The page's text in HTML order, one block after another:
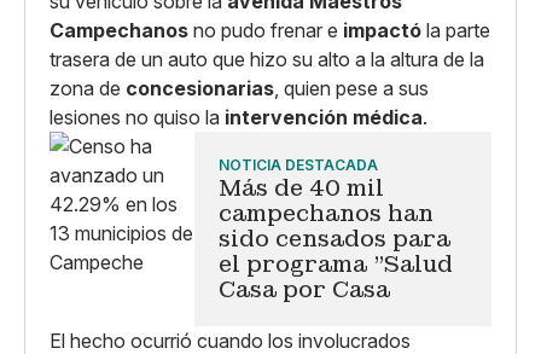
Campechanos no pudo frenar e impactó la parte
trasera de un auto que hizo su alto a la altura de la
zona de concesionarias, quien pese a sus
lesiones no quiso la intervención médica.
NOTICIA DESTACADA
Más de 40 mil
campechanos han
sido censados para
el programa "Salud
Casa por Casa
El hecho ocurrió cuando los involucrados